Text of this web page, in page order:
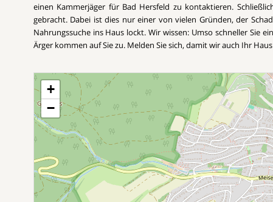
einen Kammerjäger für Bad Hersfeld zu kontaktieren.
gebracht. Dabei ist dies nur einer von vielen Gründen, der
Nahrungssuche ins Haus lockt. Wir wissen: Umso schneller Sie
Ärger kommen auf Sie zu. Melden Sie sich, damit wir auch Ihr
+
−